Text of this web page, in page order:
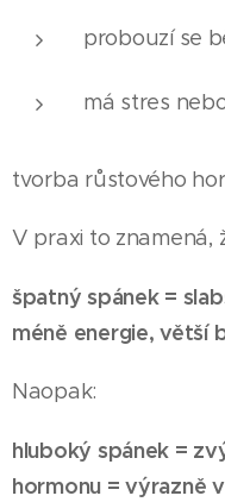
probouzí se
má stres
tvorba růstového
V praxi to znamená,
špatný spánek =
méně energie, větší
Naopak:
hluboký spánek =
hormonu = výrazně